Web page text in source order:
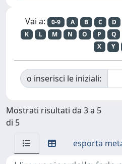
Vai a: 0-9 A B C D
K
L M N O P Q
X
Y
o inserisci le iniziali:
Mostrati risultati da 3 a 5
di 5
esporta